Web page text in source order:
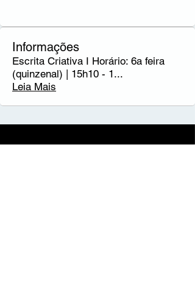
Informações
Escrita Criativa I Horário: 6a feira
(quinzenal) | 15h10 - 1...
Leia Mais